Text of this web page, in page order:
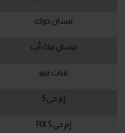
نيسان جوك
نيسان بيك أب
فيات تيبو
إم جي 5
إم جي RX 5